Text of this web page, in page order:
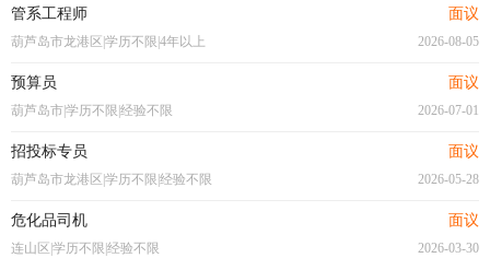
管系工程师 面议
葫芦岛市龙港区|学历不限|4年以上 2026-08-05
预算员 面议
葫芦岛市|学历不限|经验不限 2026-07-01
招投标专员 面议
葫芦岛市龙港区|学历不限|经验不限 2026-05-28
危化品司机 面议
连山区|学历不限|经验不限 2026-03-30